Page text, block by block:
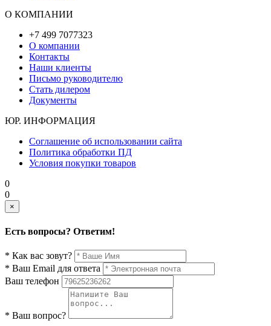
О КОМПАНИИ
+7 499 7077323
О компании
Контакты
Наши клиенты
Письмо руководителю
Стать дилером
Документы
ЮР. ИНФОРМАЦИЯ
Соглашение об использовании сайта
Политика обработки ПД
Условия покупки товаров
0
0
×
Есть вопросы? Ответим!
* Как вас зовут?
* Ваш Email для ответа
Ваш телефон
* Ваш вопрос?